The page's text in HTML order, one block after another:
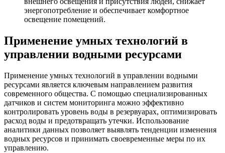
энергопотребление и обеспечивает комфортное
освещение помещений.
Применение умных технологий в
управлении водными ресурсами
Применение умных технологий в управлении водными
ресурсами является ключевым направлением развития
современного общества. С помощью специализированных
датчиков и систем мониторинга можно эффективно
контролировать уровень воды в резервуарах, оптимизировать
расход воды и предотвращать утечки. Использование
аналитики данных позволяет выявлять тенденции изменения
водных ресурсов и принимать своевременные меры по их
управлению.